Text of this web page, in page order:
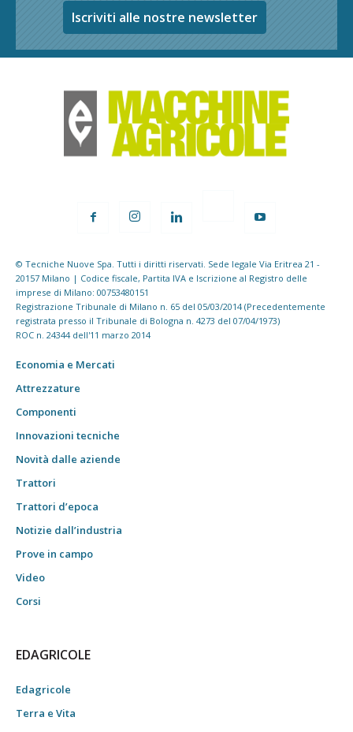
Iscriviti alle nostre newsletter
© Tecniche Nuove Spa. Tutti i diritti riservati. Sede legale Via Eritrea 21 -
20157 Milano | Codice fiscale, Partita IVA e Iscrizione al Registro delle
imprese di Milano: 00753480151
Registrazione Tribunale di Milano n. 65 del 05/03/2014 (Precedentemente
registrata presso il Tribunale di Bologna n. 4273 del 07/04/1973)
ROC n. 24344 dell'11 marzo 2014
Economia e Mercati
Attrezzature
Componenti
Innovazioni tecniche
Novità dalle aziende
Trattori
Trattori d’epoca
Notizie dall’industria
Prove in campo
Video
Corsi
EDAGRICOLE
Edagricole
Terra e Vita